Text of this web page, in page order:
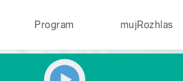
Program mujRozhlas